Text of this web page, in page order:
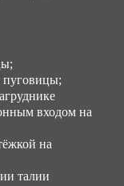
пуговицы;
входом на
на
талии